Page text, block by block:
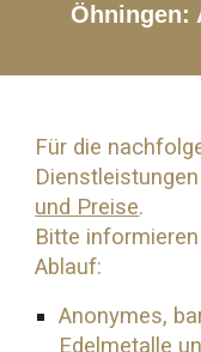
Öhningen:
Für die
und Preise.
Bitte
Ablauf:
Anonymes,
Edelmetalle